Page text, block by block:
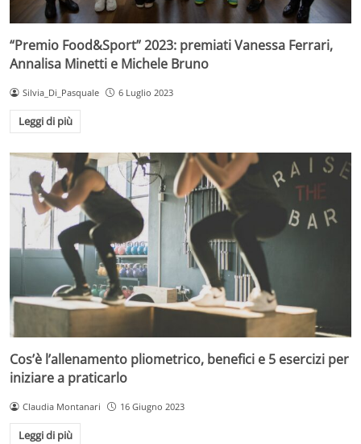
“Premio Food&Sport” 2023: premiati Vanessa Ferrari,
Annalisa Minetti e Michele Bruno
Silvia_Di_Pasquale 6 Luglio 2023
Leggi di più
Cos’è l’allenamento pliometrico, benefici e 5 esercizi per
iniziare a praticarlo
Claudia Montanari 16 Giugno 2023
Leggi di più